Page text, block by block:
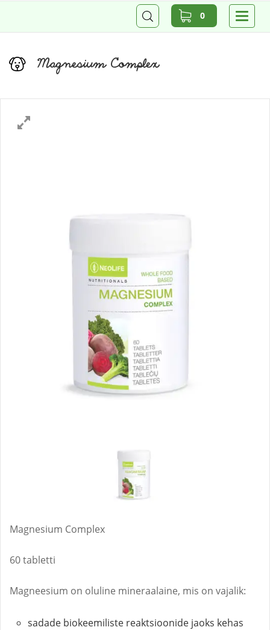
0
Magnesium Complex
Magnesium Complex
60 tabletti
Magneesium on oluline mineraalaine, mis on vajalik:
sadade biokeemiliste reaktsioonide jaoks kehas